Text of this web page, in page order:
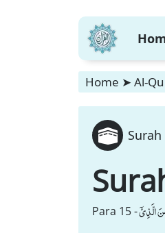
Home ➤ Al-
Para 15 -الَّذِیْۤ